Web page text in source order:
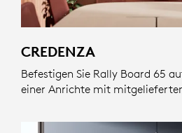
CREDENZA
Befestigen Sie Rally Board 65
einer Anrichte mit